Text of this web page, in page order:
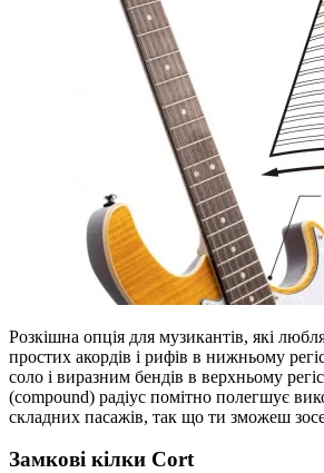
Розкішна опція для музикантів, які
простих акордів і рифів в нижньому
соло і виразним бендів в верхньому
(compound) радіус помітно полегшує
складних пасажів, так що ти зможеш
Замкові кілки Cort